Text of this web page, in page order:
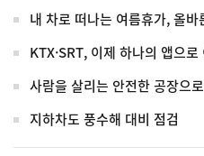
내 차로 떠나는 여름휴가, 올
KTX·SRT, 이제 하나의 앱으
사람을 살리는 안전한 공장으
지하차도 풍수해 대비 점검